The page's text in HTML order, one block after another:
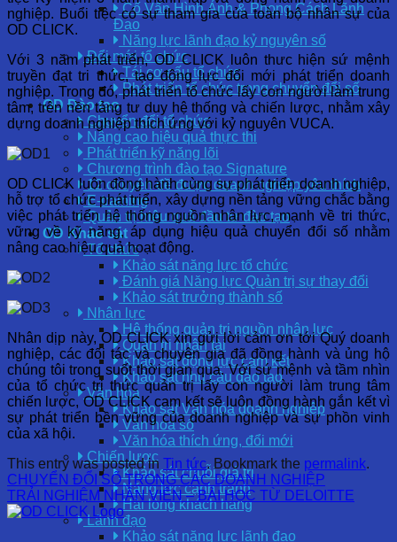
Cố Vấn Hình Ảnh & Phong Cách Lãnh
Đạo
Năng lực lãnh đạo kỷ nguyên số
Đổi mới tổ chức
Tái cơ cấu tổ chức
Phát triển tổ chức trong chuyển đổi số
OD Đào tạo
Chuyển đổi tổ chức
Nâng cao hiệu quả thực thi
Phát triển kỹ năng lõi
Chương trình đào tạo Signature
12 chuyên đề được doanh nghiệp yêu thích
E-training
Quản trị hiệu quả đầu tư đào tạo
OD Khảo sát
Tổ chức
Khảo sát năng lực tổ chức
Đánh giá Năng lực Quản trị sự thay đổi
Khảo sát trưởng thành số
Nhân lực
Hệ thống quản trị nguồn nhân lực
Quản trị nhân tài
Khảo sát động lực cam kết
Khảo sát nhu cầu đào tạo
Văn hóa
Khảo sát Văn hóa doanh nghiệp
Văn hóa số
Văn hóa thích ứng, đổi mới
Chiến lược
Khảo sát chuỗi giá trị
Năng lực cạnh tranh
Hài lòng khách hàng
Lãnh đạo
Khảo sát năng lực lãnh đạo
nghiệp. Buổi tiệc có sự tham gia của toàn bộ nhân sự của
OD CLICK.
Với 3 năm phát triển, OD CLICK luôn thưc hiện sứ mệnh
truyền đạt tri thức, tạo động lực đổi mới phát triển doanh
nghiệp. Trong đó, phát triển tổ chức lấy con người làm trung
tâm, trên nền tảng tư duy hệ thống và chiến lược, nhằm xây
dựng doanh nghiệp thích ứng với kỷ nguyên VUCA.
OD CLICK luôn đồng hành cùng sự phát triển doanh nghiệp,
hỗ trợ tổ chức phát triển, xây dựng nền tảng vững chắc bằng
việc phát triển hệ thống nguồn nhân lực, mạnh về tri thức,
vững về kỹ năng, áp dụng hiệu quả chuyển đổi số nhằm
nâng cao hiệu quả hoạt động.
Nhân dịp này, OD CLICK xin gửi lời cảm ơn tới Quý doanh
nghiệp, các đối tác và chuyên gia đã đồng hành và ủng hộ
chúng tôi trong suốt thời gian qua. Với sứ mệnh và tầm nhìn
của tổ chức tri thức quản trị lấy con người làm trung tâm
chiến lược, OD CLICK cam kết sẽ luôn đồng hành gắn kết vì
sự phát triển bền vững của doanh nghiệp và sự phồn vinh
của xã hội.
This entry was posted in Tin tức. Bookmark the permalink.
CHUYỂN ĐỔI SỐ TRONG CÁC DOANH NGHIỆP
TRẢI NGHIỆM NHÂN VIÊN – BÀI HỌC TỪ DELOITTE